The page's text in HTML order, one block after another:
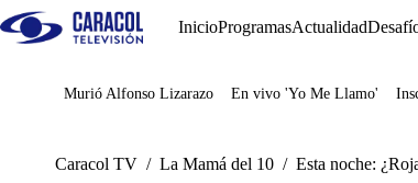
InicioProgramasActualidad
Juegos
Murió Alfonso Lizarazo En vivo 'Yo Me Llamo'
Caracol TV / La Mamá del 10 / Esta noche: